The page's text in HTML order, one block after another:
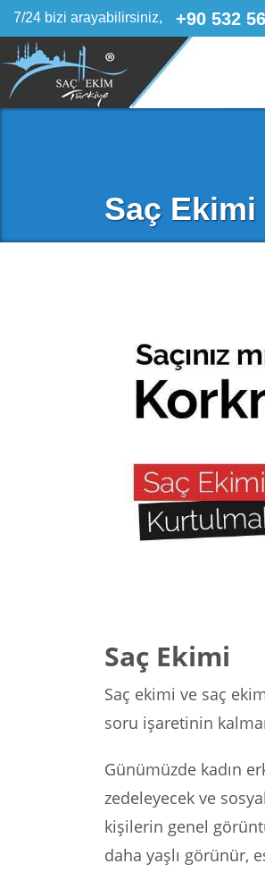
7/24 bizi arayabilirsiniz, +90 532
Saç
Saç Ekimi
Saç ekimi ve saç
soru işaretinin
Günümüzde kadın
zedeleyecek ve
kişilerin genel
daha yaşlı görünür,